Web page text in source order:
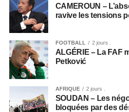
CAMEROUN –
ravive les tensions
FOOTBALL 2 jours .
ALGÉRIE – La FAF
Petković
AFRIQUE 2 jours .
SOUDAN – Les
bloquées par des